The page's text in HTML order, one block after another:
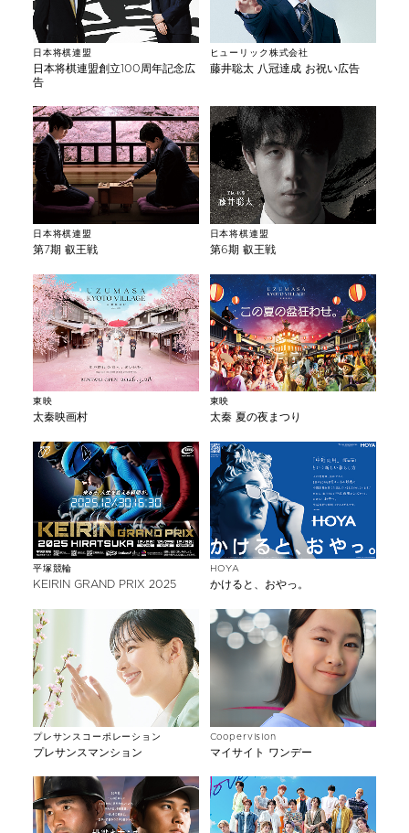
日本将棋連盟
日本将棋連盟創立100周年記念広
告
ヒューリック株式会社
藤井聡太 八冠達成 お祝い広告
日本将棋連盟
第7期 叡王戦
日本将棋連盟
第6期 叡王戦
東映
太秦映画村
東映
太秦 夏の夜まつり
平塚競輪
KEIRIN GRAND PRIX 2025
HOYA
かけると、おやっ。
プレサンスコーポレーション
プレサンスマンション
Coopervision
マイサイト ワンデー